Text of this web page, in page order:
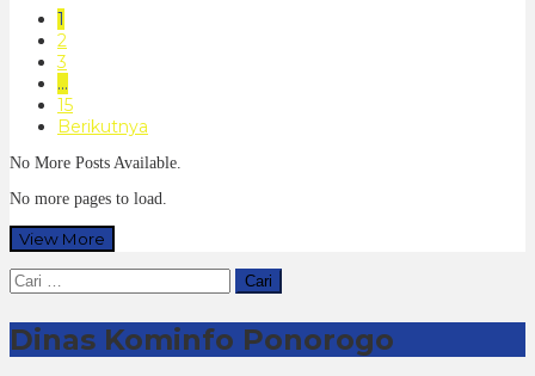
1
2
3
…
15
Berikutnya
No More Posts Available.
No more pages to load.
View More
Cari
untuk:
Dinas Kominfo Ponorogo